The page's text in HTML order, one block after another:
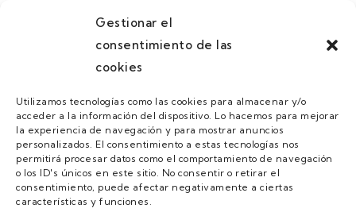
Gestionar el
consentimiento de las
cookies
Utilizamos tecnologías como las cookies para almacenar y/o
acceder a la información del dispositivo. Lo hacemos para mejorar
la experiencia de navegación y para mostrar anuncios
personalizados. El consentimiento a estas tecnologías nos
permitirá procesar datos como el comportamiento de navegación
o los ID's únicos en este sitio. No consentir o retirar el
consentimiento, puede afectar negativamente a ciertas
características y funciones.
atuaire@grupoatuaire.com
+34 638765829
MENU
Quienes Somos
Guias
Contacto